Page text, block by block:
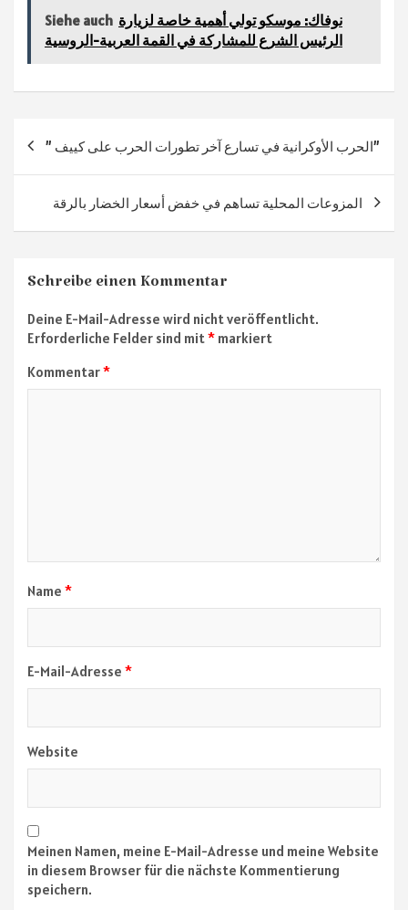
b
o
gr
a
tt
er
at
sA
n
Siehe auch نوفاك: موسكو تولي أهمية خاصة لزيارة
الرئيس الشرع للمشاركة في القمة العربية-الروسية
” الحرب الأوكرانية في تسارع آخر تطورات الحرب على كييف”
المزوعات المحلية تساهم في خفض أسعار الخضار بالرقة
Schreibe einen Kommentar
Deine E-Mail-Adresse wird nicht veröffentlicht.
Erforderliche Felder sind mit* markiert
Kommentar*
Name *
E-Mail-Adresse *
Website
Meinen Namen, meine E-Mail-Adresse und meine Website
in diesem Browser für die nächste Kommentierung
speichern.